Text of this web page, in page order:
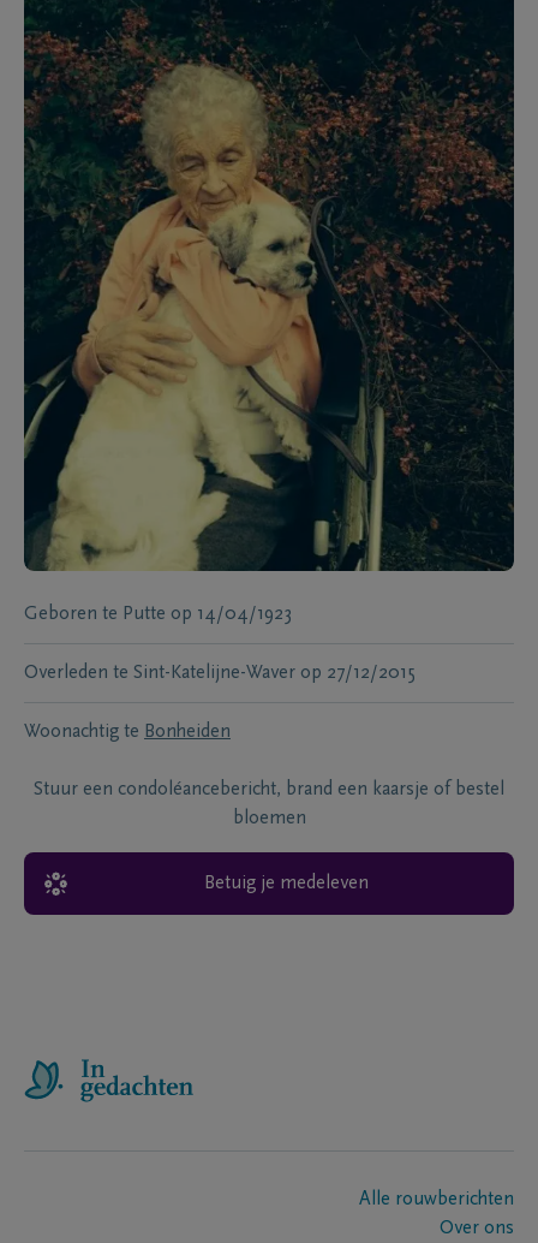
Geboren te Putte op 14/04/1923
Overleden te Sint-Katelijne-Waver op 27/12/2015
Woonachtig te Bonheiden
Stuur een condoléancebericht, brand een kaarsje of bestel
bloemen
Betuig je medeleven
Alle rouwberichten
Over ons